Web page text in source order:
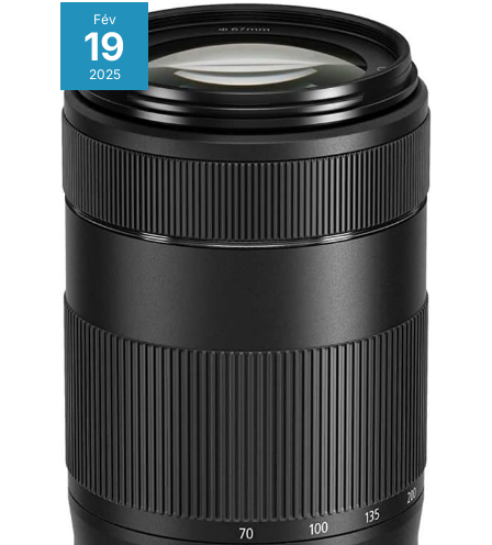
Fév
19
2025